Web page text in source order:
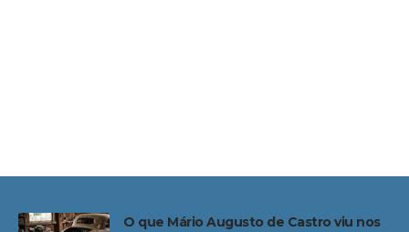
O que Mário Augusto de Castro viu nos